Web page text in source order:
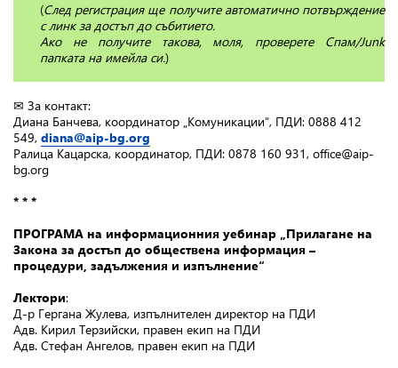
(След регистрация ще получите автоматично потвърждение
с линк за достъп до събитието.
Ако не получите такова, моля, проверете Спам/Junk
папката на имейла си.)
✉ За контакт:
Диана Банчева, координатор „Комуникации“, ПДИ: 0888 412
549, diana@aip-bg.org
Ралица Кацарска, координатор, ПДИ: 0878 160 931, office@aip-
bg.org
* * *
ПРОГРАМА на информационния уебинар „Прилагане на
Закона за достъп до обществена информация –
процедури, задължения и изпълнение“
Лектори:
Д-р Гергана Жулева, изпълнителен директор на ПДИ
Адв. Кирил Терзийски, правен екип на ПДИ
Адв. Стефан Ангелов, правен екип на ПДИ